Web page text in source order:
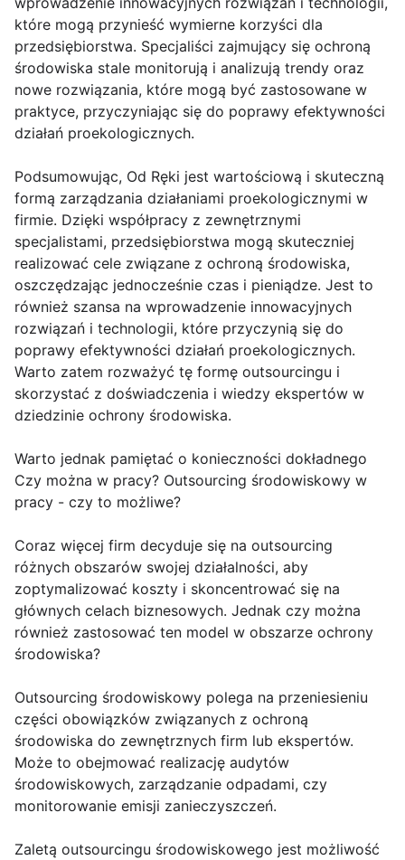
które mogą przynieść wymierne korzyści dla
przedsiębiorstwa. Specjaliści zajmujący się ochroną
środowiska stale monitorują i analizują trendy oraz
nowe rozwiązania, które mogą być zastosowane w
praktyce, przyczyniając się do poprawy efektywności
działań proekologicznych.
Podsumowując, Od Ręki jest wartościową i skuteczną
formą zarządzania działaniami proekologicznymi w
firmie. Dzięki współpracy z zewnętrznymi
specjalistami, przedsiębiorstwa mogą skuteczniej
realizować cele związane z ochroną środowiska,
oszczędzając jednocześnie czas i pieniądze. Jest to
również szansa na wprowadzenie innowacyjnych
rozwiązań i technologii, które przyczynią się do
poprawy efektywności działań proekologicznych.
Warto zatem rozważyć tę formę outsourcingu i
skorzystać z doświadczenia i wiedzy ekspertów w
dziedzinie ochrony środowiska.
Warto jednak pamiętać o konieczności dokładnego
Czy można w pracy? Outsourcing środowiskowy w
pracy - czy to możliwe?
Coraz więcej firm decyduje się na outsourcing
różnych obszarów swojej działalności, aby
zoptymalizować koszty i skoncentrować się na
głównych celach biznesowych. Jednak czy można
również zastosować ten model w obszarze ochrony
środowiska?
Outsourcing środowiskowy polega na przeniesieniu
części obowiązków związanych z ochroną
środowiska do zewnętrznych firm lub ekspertów.
Może to obejmować realizację audytów
środowiskowych, zarządzanie odpadami, czy
monitorowanie emisji zanieczyszczeń.
Zaletą outsourcingu środowiskowego jest możliwość